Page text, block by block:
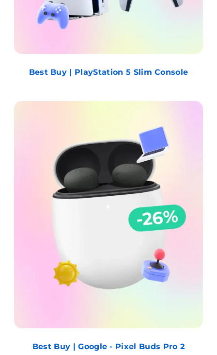
Best Buy | PlayStation 5 Slim Console
Best Buy | Google - Pixel Buds Pro 2